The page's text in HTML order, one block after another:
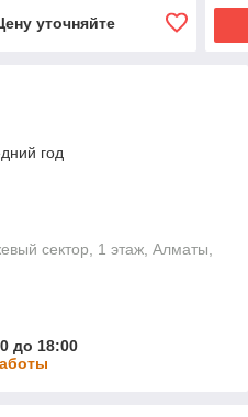
уточняйте
год
сектор, 1 этаж, Алматы,
до 18:00